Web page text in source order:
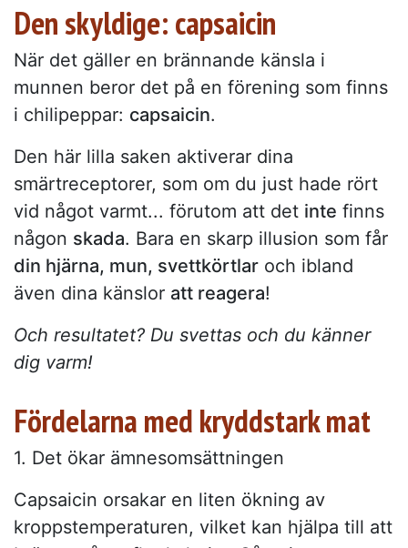
Den skyldige: capsaicin
När det gäller en brännande känsla i
munnen beror det på en förening som finns
i chilipeppar: capsaicin.
Den här lilla saken aktiverar dina
smärtreceptorer, som om du just hade rört
vid något varmt... förutom att det inte finns
någon skada. Bara en skarp illusion som får
din hjärna, mun, svettkörtlar och ibland
även dina känslor att reagera!
Och resultatet? Du svettas och du känner
dig varm!
Fördelarna med kryddstark mat
1. Det ökar ämnesomsättningen
Capsaicin orsakar en liten ökning av
kroppstemperaturen, vilket kan hjälpa till att